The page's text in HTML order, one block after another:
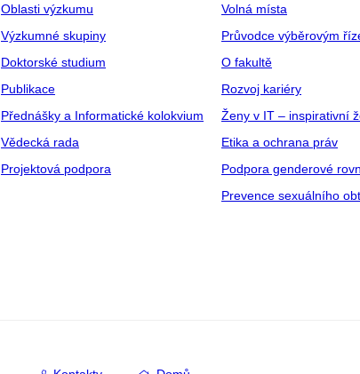
Oblasti výzkumu
Výzkumné skupiny
Doktorské studium
Publikace
Přednášky a Informatické kolokvium
Vědecká rada
Projektová podpora
Volná místa
Průvodce výběrovým
O fakultě
Rozvoj kariéry
Ženy v IT – inspirativní
Etika a ochrana práv
Podpora genderové
Prevence sexuálního